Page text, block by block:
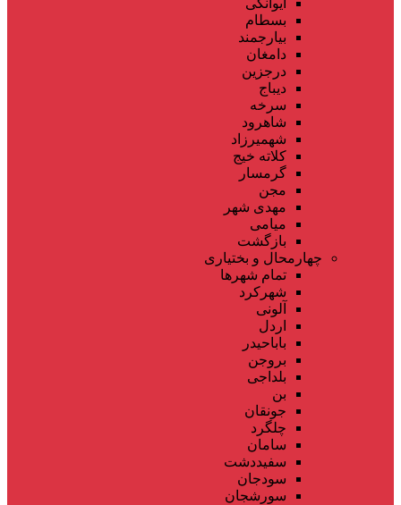
بسطام
بیارجمند
دامغان
درجزین
دیباج
سرخه
شاهرود
شهمیرزاد
کلاته خیج
گرمسار
مجن
مهدی شهر
میامی
بازگشت
چهارمحال و بختیاری
تمام شهر‌ها
شهرکرد
آلونی
اردل
باباحیدر
بروجن
بلداجی
بن
جونقان
چلگرد
سامان
سفیددشت
سودجان
سورشجان